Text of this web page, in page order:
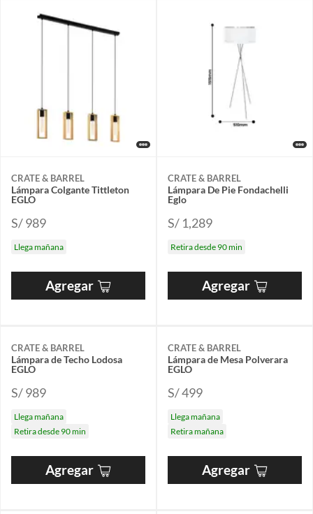
CRATE & BARREL
Lámpara Colgante Tittleton
EGLO
S/ 989
Llega mañana
Agregar
CRATE & BARREL
Lámpara De Pie Fondachelli
Eglo
S/ 1,289
Retira desde 90 min
Agregar
CRATE & BARREL
Lámpara de Techo Lodosa
EGLO
S/ 989
Llega mañana
Retira desde 90 min
Agregar
CRATE & BARREL
Lámpara de Mesa Polverara
EGLO
S/ 499
Llega mañana
Retira mañana
Agregar